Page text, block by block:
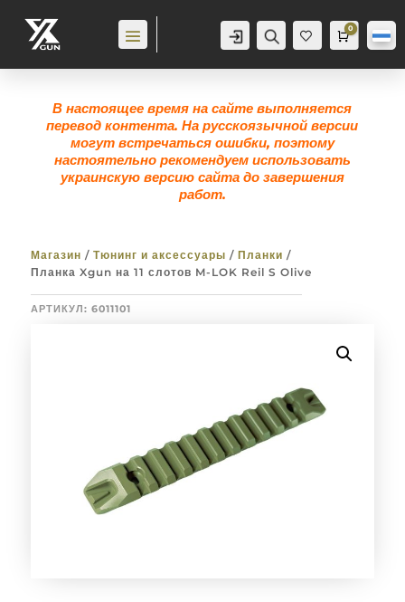
Аккаунт Поиск
Же
лан
Корзина
0
0,0грн
В настоящее время на сайте выполняется
перевод контента. На русскоязычной версии
могут встречаться ошибки, поэтому
настоятельно рекомендуем использовать
украинскую версию сайта до завершения
работ.
Магазин / Тюнинг и аксессуары / Планки /
Планка Xgun на 11 слотов M-LOK Reil S Olive
АРТИКУЛ: 6011101